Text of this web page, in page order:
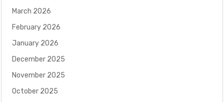
March 2026
February 2026
January 2026
December 2025
November 2025
October 2025